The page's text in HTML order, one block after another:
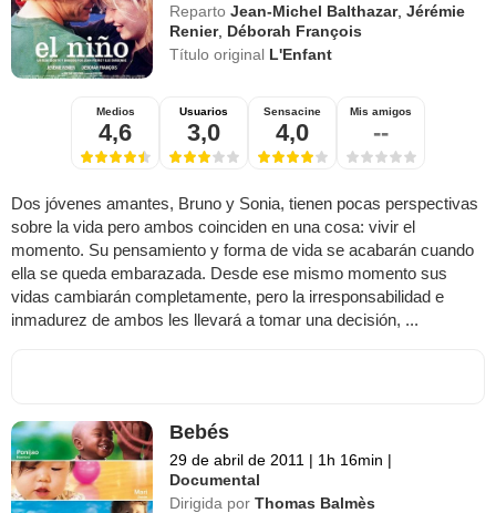
Reparto Jean-Michel Balthazar,Jérémie
Renier, Déborah François
Título original L'Enfant
Medios
4,6
Usuarios
3,0
Sensacine
4,0
Mis amigos
--
Dos jóvenes amantes, Bruno y Sonia, tienen pocas perspectivas
sobre la vida pero ambos coinciden en una cosa: vivir el
momento. Su pensamiento y forma de vida se acabarán cuando
ella se queda embarazada. Desde ese mismo momento sus
vidas cambiarán completamente, pero la irresponsabilidad e
inmadurez de ambos les llevará a tomar una decisión, ...
Bebés
29 de abril de 2011 | 1h 16min |
Documental
Dirigida por Thomas Balmès